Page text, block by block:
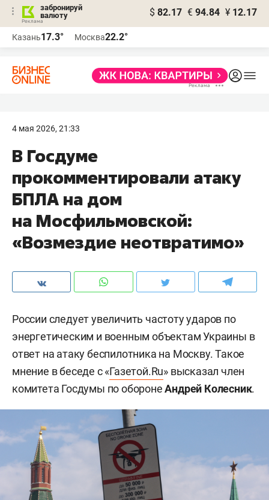
забронируй
валюту
$ 82.17 € 94.84 ¥ 12.17
Казань17.3° Москва22.2°
4 мая 2026, 21:33
В Госдуме
прокомментировали атаку
БПЛА на дом
на Мосфильмовской:
«Возмездие неотвратимо»
России следует увеличить частоту ударов по
энергетическим и военным объектам Украины в
ответ на атаку беспилотника на Москву. Такое
мнение в беседе с «Газетой.Ru» высказал член
комитета Госдумы по оборонеАндрей Колесник.